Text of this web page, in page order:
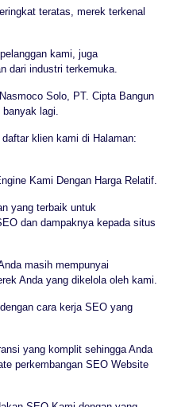
teratas, merek terkenal
kami, juga
dari industri terkemuka.
Solo, PT. Cipta Bangun
lagi.
klien kami di Halaman:
Kami Dengan Harga Relatif.
yang terbaik untuk
dan dampaknya kepada situs
masih mempunyai
Anda yang dikelola oleh kami.
cara kerja SEO yang
yang komplit sehingga Anda
perkembangan SEO Website